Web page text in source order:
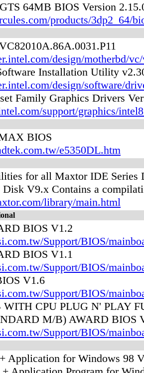
64MB BIOS Version
products/3dp2_64/
design/motherbd/
Installation Utility
design/software/
Family Graphics Drivers
support/graphics/
BIOS
e5350DL.htm
for all Maxtor IDE Series
V9.x Contains a
library/main.html
BIOS V1.2
Support/BIOS/
BIOS V1.1
Support/BIOS/
V1.6
Support/BIOS/
WITH CPU PLUG N' PLAY
M/B) AWARD BIOS
Support/BIOS/
Application for Windows 98